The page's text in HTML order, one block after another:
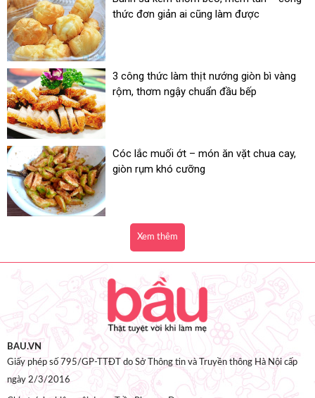
thức đơn giản ai cũng làm được
3 công thức làm thịt nướng giòn bì vàng
rộm, thơm ngậy chuẩn đầu bếp
Cóc lắc muối ớt – món ăn vặt chua cay,
giòn rụm khó cưỡng
Xem thêm
BAU.VN
Giấy phép số 795/GP-TTĐT do Sở Thông tin và Truyền thông Hà Nội cấp
ngày 2/3/2016